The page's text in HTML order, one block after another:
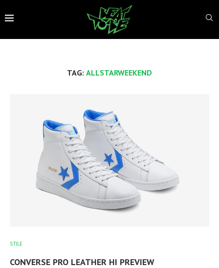
TAG: ALLSTARWEEKEND
STILE
CONVERSE PRO LEATHER HI PREVIEW